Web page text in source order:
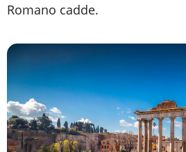
Romano cadde.